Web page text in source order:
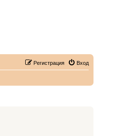
Вход
Регистрация